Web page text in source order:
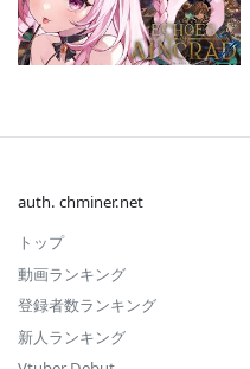
auth. chminer.net
トップ
動画ランキング
登録者数ランキング
新人ランキング